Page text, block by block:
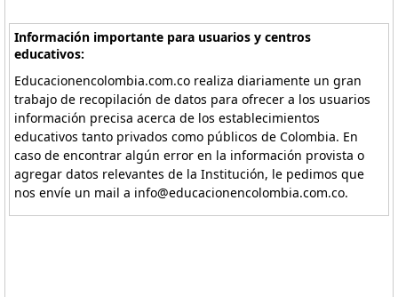
Información importante para usuarios y centros
educativos:
Educacionencolombia.com.co realiza diariamente un gran
trabajo de recopilación de datos para ofrecer a los usuarios
información precisa acerca de los establecimientos
educativos tanto privados como públicos de Colombia. En
caso de encontrar algún error en la información provista o
agregar datos relevantes de la Institución, le pedimos que
nos envíe un mail a info@educacionencolombia.com.co.